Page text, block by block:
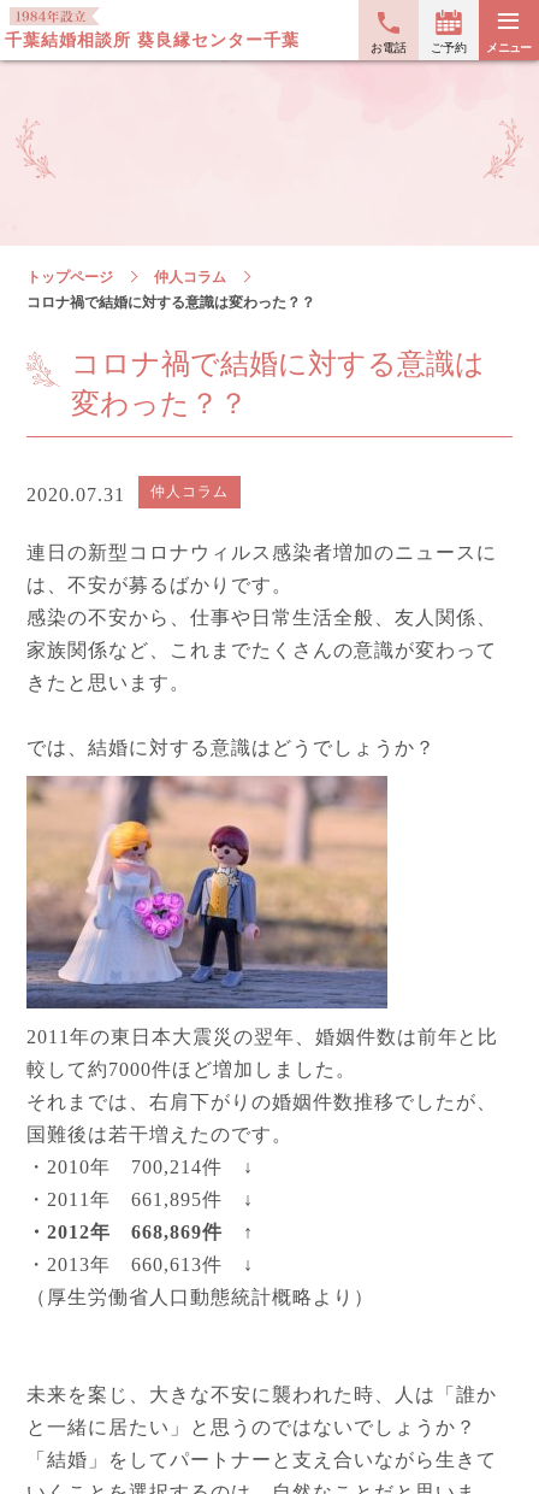
≡
メニュー
お電話 ご予約
千葉結婚相談所 葵良縁センター千葉
トップページ
仲人コラム
コロナ禍で結婚に対する意識は変わった？？
コロナ禍で結婚に対する意識は
変わった？？
2020.07.31 仲人コラム
連日の新型コロナウィルス感染者増加のニュースに
は、不安が募るばかりです。
感染の不安から、仕事や日常生活全般、友人関係、
家族関係など、これまでたくさんの意識が変わって
きたと思います。
では、結婚に対する意識はどうでしょうか？
2011年の東日本大震災の翌年、婚姻件数は前年と比
較して約7000件ほど増加しました。
それまでは、右肩下がりの婚姻件数推移でしたが、
国難後は若干増えたのです。
・2010年 700,214件 ↓
・2011年 661,895件 ↓
・2012年 668,869件 ↑
・2013年 660,613件 ↓
（厚生労働省人口動態統計概略より）
未来を案じ、大きな不安に襲われた時、人は「誰か
と一緒に居たい」と思うのではないでしょうか？
「結婚」をしてパートナーと支え合いながら生きて